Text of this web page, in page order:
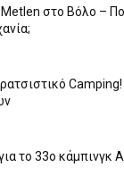
στο Βόλο –
το 33ο κάμπινγκ